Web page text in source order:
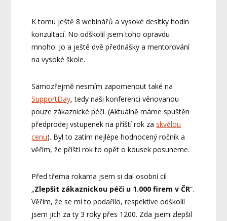
K tomu ještě 8 webinářů a vysoké desítky hodin
konzultací. No odškolil jsem toho opravdu
mnoho. Jo a ještě dvě přednášky a mentorování
na vysoké škole.
Samozřejmě nesmím zapomenout také na
SupportDay, tedy naši konferenci věnovanou
pouze zákaznické péči. (Aktuálně máme spuštěn
předprodej vstupenek na příští rok za skvělou
cenu). Byl to zatím nejlépe hodnocený ročník a
věřím, že příští rok to opět o kousek posuneme.
Před třema rokama jsem si dal osobní cíl
„Zlepšit zákaznickou péči u 1.000 firem v ČR“.
Věřím, že se mi to podařilo, respektive odškolil
jsem jich za ty 3 roky přes 1200. Zda jsem zlepšil